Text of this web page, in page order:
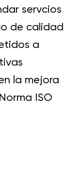
servcios
de calidad
a
la mejora
ISO